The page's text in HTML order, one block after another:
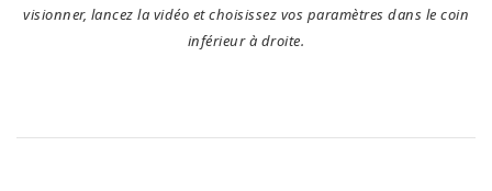
visionner, lancez la vidéo et choisissez vos paramètres dans le coin
inférieur à droite.